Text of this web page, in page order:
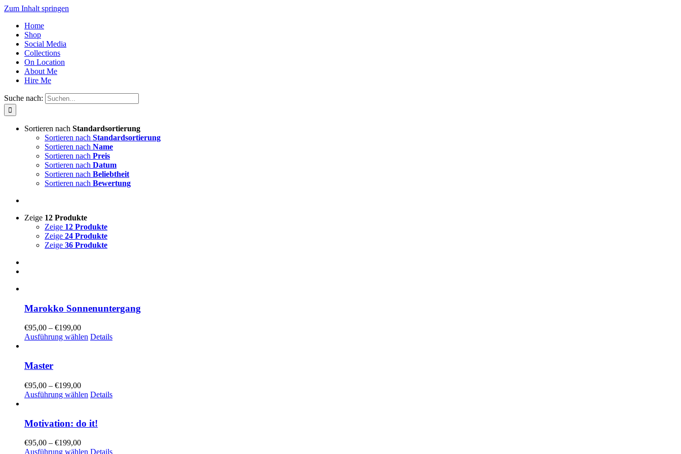
Zum Inhalt springen
Home
Shop
Social Media
Collections
On Location
About Me
Hire Me
Suche nach:
Sortieren nach Standardsortierung
Sortieren nach Standardsortierung
Sortieren nach Name
Sortieren nach Preis
Sortieren nach Datum
Sortieren nach Beliebtheit
Sortieren nach Bewertung
Zeige 12 Produkte
Zeige 12 Produkte
Zeige 24 Produkte
Zeige 36 Produkte
Marokko Sonnenuntergang
€95,00 – €199,00
Ausführung wählen Details
Master
€95,00 – €199,00
Ausführung wählen Details
Motivation: do it!
€95,00 – €199,00
Ausführung wählen Details